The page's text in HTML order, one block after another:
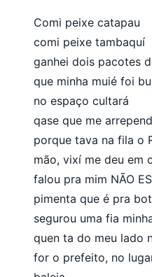
Comi peixe catapau
comi peixe tambaquí
ganhei dois pacotes
que minha muié foi
no espaço cultará
qase que me
porque tava na fila o
mão, vixí me deu em
falou pra mim NÃO
pimenta que é pra
segurou uma fia
quen ta do meu lado
for o prefeito, no